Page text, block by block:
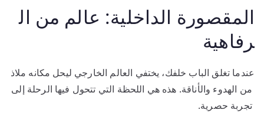
المقصورة الداخلية: عالم من ال
رفاهية
عندما تغلق الباب خلفك، يختفي العالم الخارجي ليحل مكانه ملاذ
من الهدوء والأناقة. هذه هي اللحظة التي تتحول فيها الرحلة إلى
تجربة حصرية.